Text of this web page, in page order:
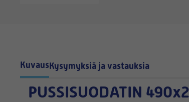
KuvausKysymyksiä ja vastauksia
PUSSISUODATIN